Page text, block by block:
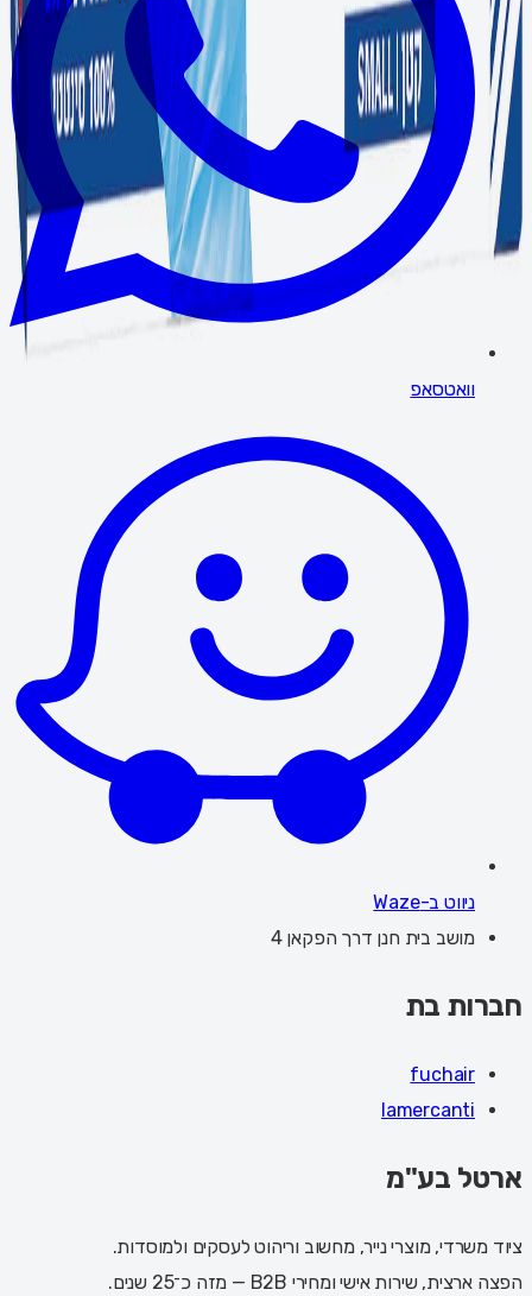
וואטסאפ
ניווט ב-Waze
מושב בית חנן דרך הפקאן 4
חברות בת
fuchair
lamercanti
ארטל בע"מ
ציוד משרדי, מוצרי נייר, מחשוב וריהוט לעסקים ולמוסדות.
הפצה ארצית, שירות אישי ומחירי B2B — מזה כ־25 שנים.